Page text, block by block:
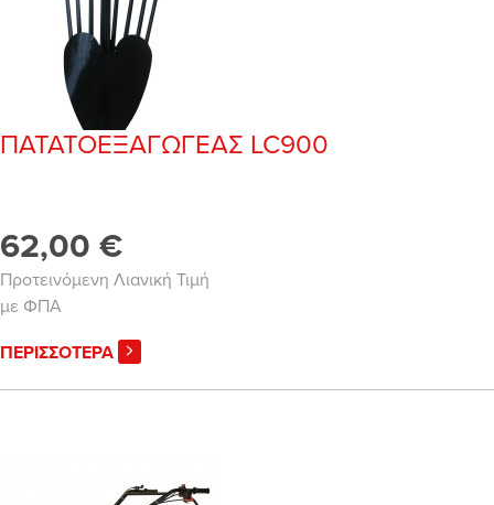
ΠΑΤΑΤΟΕΞΑΓΩΓΕΑΣ LC900
62,00 €
Προτεινόμενη Λιανική Τιμή
με ΦΠΑ
ΠΕΡΙΣΣΟΤΕΡΑ